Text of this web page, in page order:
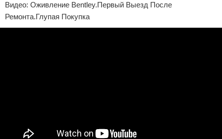
ДТП
Отказ от ответственности
Видео: Оживление Bentley.Первый Выезд После
Ремонта.Глупая Покупка